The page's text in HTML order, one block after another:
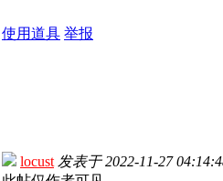
使用道具 举报
locust 发表于2022-11-27